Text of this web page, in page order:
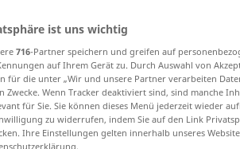
für "emancipace"
ist uns wichtig
716-Partner speichern und greifen auf
auf Ihrem Gerät zu. Durch Auswahl von
für die unter „Wir und unsere Partner verarbeiten
Zwecke. Wenn Tracker deaktiviert sind, sind manche
für Sie. Sie können dieses Menü jederzeit wieder
zu widerrufen, indem Sie auf den Link
Ihre Einstellungen gelten innerhalb unseres